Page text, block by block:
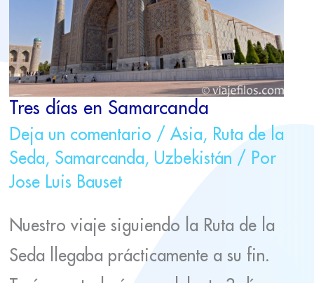
Tres días en Samarcanda
Deja un comentario / Asia, Ruta de la
Seda, Samarcanda, Uzbekistán / Por
Jose Luis Bauset
Nuestro viaje siguiendo la Ruta de la
Seda llegaba prácticamente a su fin.